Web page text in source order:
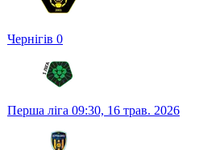
Чернігів 0
Перша ліга 09:30, 16 трав. 2026